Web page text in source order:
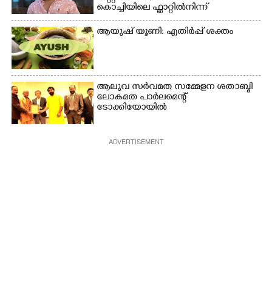
കൊച്ചിയിലെ ഫ്ലാറ്റിൽനിന്ന്
ആയുഷ് യൂണി: എതിർപ്പ് ശക്തം
ആലുവ സർവമത സമ്മേളന ശതാബ്ദി
ലോകമത പാർലമെന്റ്
ടോക്കിയോയിൽ
ADVERTISEMENT